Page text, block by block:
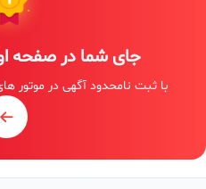
جای شما در صفحه
با ثبت نامحدود آگهی در موتور